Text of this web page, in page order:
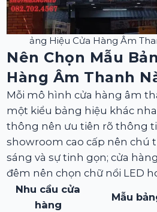
ảng Hiệu Cửa Hàng Âm
Nên Chọn Mẫu
Hàng Âm Thanh
Mỗi mô hình cửa hàng âm
một kiểu bảng hiệu khác
thông nên ưu tiên rõ thông
showroom cao cấp nên chú
sáng và sự tinh gọn; cửa
đêm nên chọn chữ nổi LED
Nhu cầu cửa
hàng
Mẫu